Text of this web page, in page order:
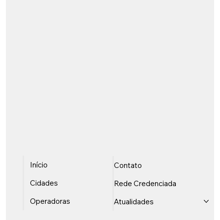
Início
Cidades
Operadoras
Contato
Rede Credenciada
Atualidades